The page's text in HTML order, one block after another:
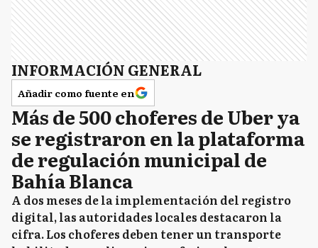
INFORMACIÓN GENERAL
Añadir como fuente en
Más de 500 choferes de Uber ya
se registraron en la plataforma
de regulación municipal de
Bahía Blanca
A dos meses de la implementación del registro
digital, las autoridades locales destacaron la
cifra. Los choferes deben tener un transporte